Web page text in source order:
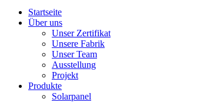
Startseite
Über uns
Unser Zertifikat
Unsere Fabrik
Unser Team
Ausstellung
Projekt
Produkte
Solarpanel